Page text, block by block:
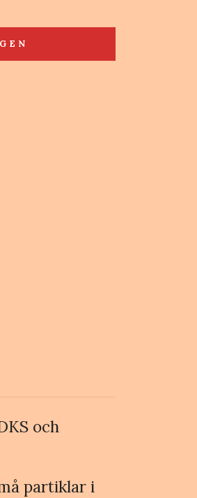
och
partiklar i